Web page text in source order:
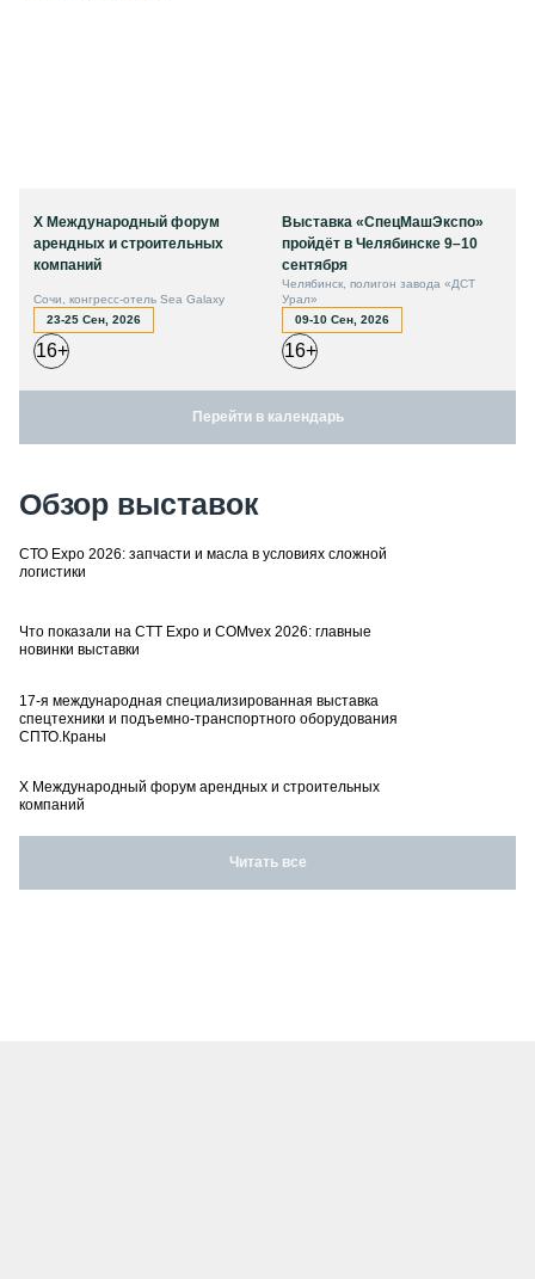
X Международный форум
арендных и строительных
компаний
Сочи, конгресс-отель Sea Galaxy
23-25 Сен, 2026
16+
Выставка «СпецМашЭкспо»
пройдёт в Челябинске 9–10
сентября
Челябинск, полигон завода «ДСТ
Урал»
09-10 Сен, 2026
16+
Перейти в календарь
Обзор выставок
СТО Expo 2026: запчасти и масла в условиях сложной
логистики
Что показали на CTT Expo и COMvex 2026: главные
новинки выставки
17-я международная специализированная выставка
спецтехники и подъемно-транспортного оборудования
СПТО.Краны
X Международный форум арендных и строительных
компаний
Читать все